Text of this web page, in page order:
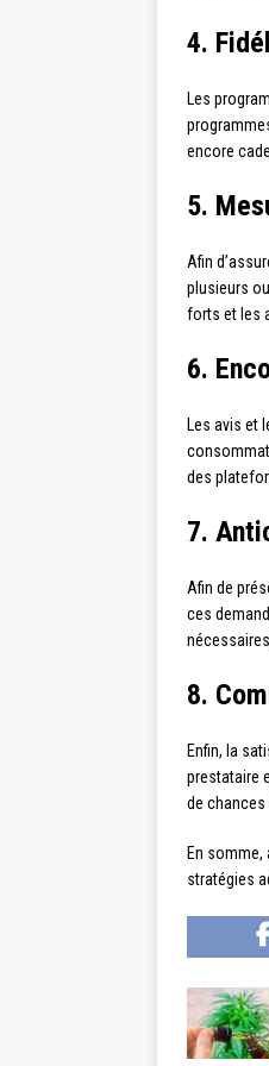
4.
Les
encore
5.
Afin
plusieurs
forts et les
6.
Les avis et
des
7.
Afin de
ces
8.
Enfin, la
prestataire
de chances
En
stratégies